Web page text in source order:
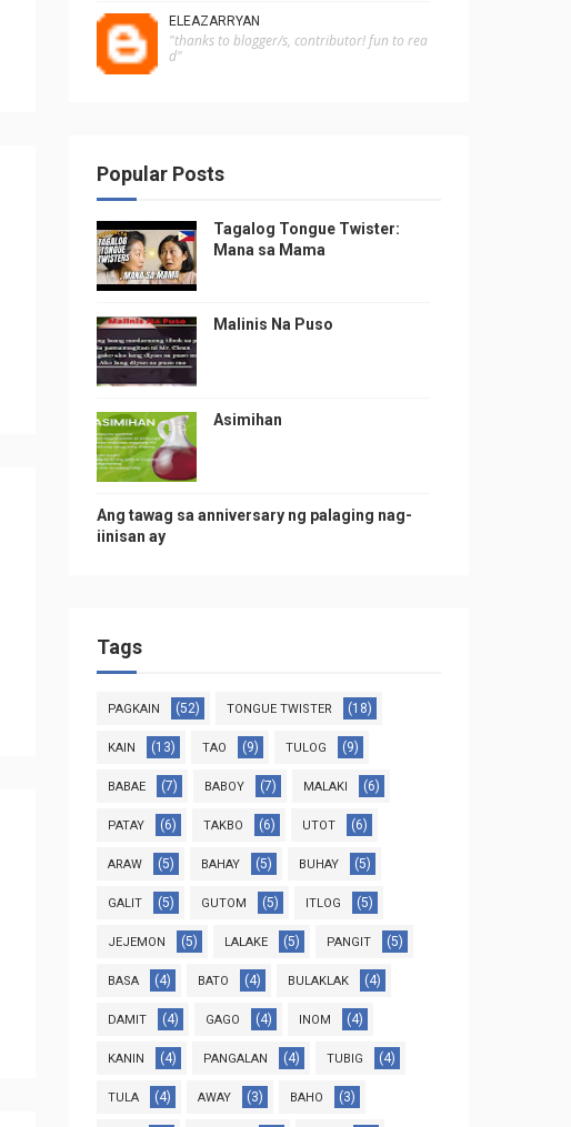
ELEAZARRYAN
"thanks to blogger/s, contributor! fun to rea
d"
Popular Posts
Tagalog Tongue Twister:
Mana sa Mama
Malinis Na Puso
Asimihan
Ang tawag sa anniversary ng palaging nag-
iinisan ay
Tags
PAGKAIN (52) TONGUE TWISTER (18)
KAIN (13) TAO (9) TULOG (9)
BABAE (7) BABOY (7) MALAKI (6)
PATAY (6) TAKBO (6) UTOT (6)
ARAW (5) BAHAY (5) BUHAY (5)
GALIT (5) GUTOM (5) ITLOG (5)
JEJEMON (5) LALAKE (5) PANGIT (5)
BASA (4) BATO (4) BULAKLAK (4)
DAMIT (4) GAGO (4) INOM (4)
KANIN (4) PANGALAN (4) TUBIG (4)
TULA (4) AWAY (3) BAHO (3)